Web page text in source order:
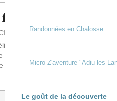
Randonnées en Chalosse
Micro Z'aventure "Adiu les
Le goût de la découverte
vous accueille dans sa
maraîchage biologique.
agréable...